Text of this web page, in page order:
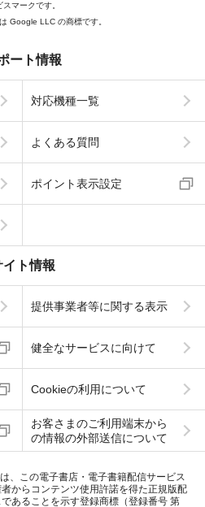
マークです。
Google LLC の商標です。
ート情報
対応機種一覧
よくある質問
ポイント表示設定
イト情報
提供事業者等に関する表示
健全なサービスに向けて
Cookieの利用について
お客さまのご利用端末から
の情報の外部送信について
、この電子書店・電子書籍配信サービス
からコンテンツ使用許諾を得た正規版配
あることを示す登録商標（登録番号 第